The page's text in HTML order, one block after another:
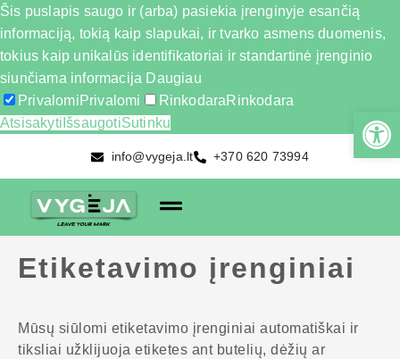
Šis puslapis saugo ir (arba) pasiekia įrenginyje esančią
informaciją, tokią kaip slapukai, ir tvarko asmens duomenis,
tokius kaip unikalūs identifikatoriai ir standartinė įrenginio
siunčiama informacija Daugiau
PrivalomiPrivalomi RinkodaraRinkodara
Atsisakyti IšsaugotiSutinku
info@vygeja.lt +370 620 73994
Etiketavimo įrenginiai
Mūsų siūlomi etiketavimo įrenginiai automatiškai ir
tiksliai užklijuoja etiketes ant butelių, dėžių ar